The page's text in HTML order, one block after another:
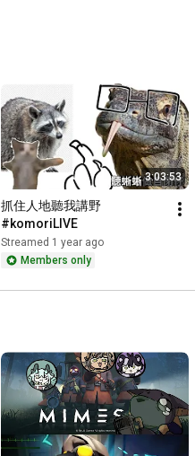
3:03:53
抓住人地聽我講野
#komoriLIVE
Streamed 1 year ago
Members only